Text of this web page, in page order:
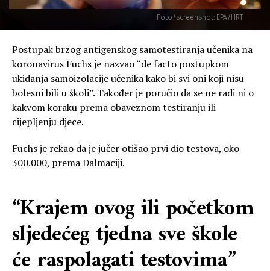
Foto/screenshot: EPA/HRT
Postupak brzog antigenskog samotestiranja učenika na
koronavirus Fuchs je nazvao “de facto postupkom
ukidanja samoizolacije učenika kako bi svi oni koji nisu
bolesni bili u školi”. Također je poručio da se ne radi ni o
kakvom koraku prema obaveznom testiranju ili
cijepljenju djece.
Fuchs je rekao da je jučer otišao prvi dio testova, oko
300.000, prema Dalmaciji.
“Krajem ovog ili početkom
sljedećeg tjedna sve škole
će raspolagati testovima”